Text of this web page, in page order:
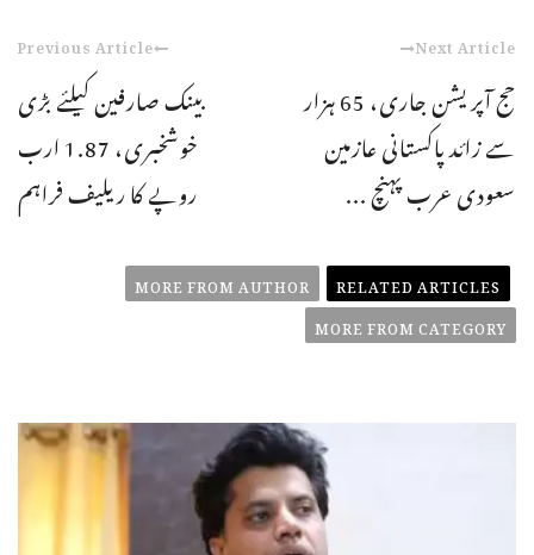
Previous Article
بینک صارفین کیلئے بڑی
خوشخبری، 1.87 ارب
روپے کا ریلیف فراہم
Next Article
حج آپریشن جاری، 65 ہزار
سے زائد پاکستانی عازمین
سعودی عرب پہنچ ...
RELATED ARTICLES
MORE FROM AUTHOR
MORE FROM CATEGORY